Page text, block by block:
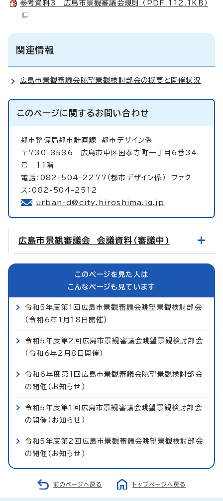
参考資料3 広島市景観審議会規則 （PDF 112.1KB）
関連情報
広島市景観審議会眺望景観検討部会の概要と開催状況
このページに関するお問い合わせ
都市整備局都市計画課都市デザイン係
〒730-8586 広島市中区国泰寺町一丁目6番34
号 11階
電話：082-504-2277（都市デザイン係） ファク
ス：082-504-2512
urban-d@city.hiroshima.lg.jp
広島市景観審議会 会議資料（審議中）
このページを見た人は
こんなページも見ています
令和5年度第1回広島市景観審議会眺望景観検討部会
（令和6年1月18日開催）
令和5年度第2回広島市景観審議会眺望景観検討部会
（令和6年2月8日開催）
令和6年度第1回広島市景観審議会眺望景観検討部会
の開催（お知らせ）
令和5年度第1回広島市景観審議会眺望景観検討部会
の開催（お知らせ）
令和5年度第2回広島市景観審議会眺望景観検討部会
の開催（お知らせ）
前のページへ戻る トップページへ戻る